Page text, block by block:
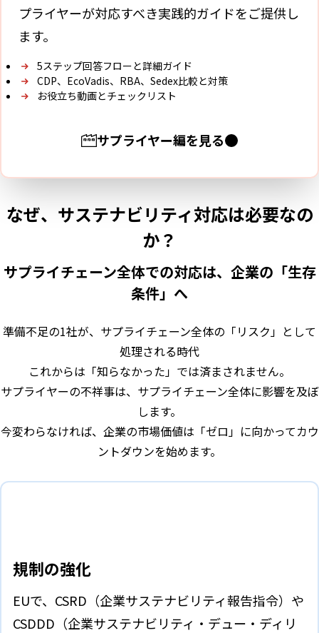
プライヤーが対応すべき実践的ガイドをご提供し
ます。
5ステップ回答フローと詳細ガイド
CDP、EcoVadis、RBA、Sedex比較と対策
お役立ち動画とチェックリスト
サプライヤー編を見る
なぜ、サステナビリティ対応は必要なの
か？
サプライチェーン全体での対応は、企業の「生存
条件」へ
準備不足の1社が、サプライチェーン全体の「リスク」として
処理される時代
これからは「知らなかった」では済まされません。
サプライヤーの不祥事は、サプライチェーン全体に影響を及ぼ
します。
今変わらなければ、企業の市場価値は「ゼロ」に向かってカウ
ントダウンを始めます。
規制の強化
EUで、CSRD（企業サステナビリティ報告指令）や
CSDDD（企業サステナビリティ・デュー・ディリ